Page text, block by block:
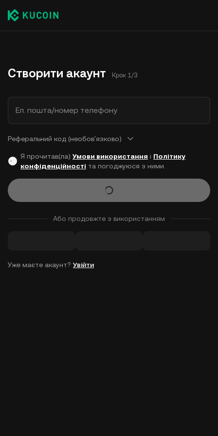
Створити акаунт Крок 1/3
Ел. пошта/номер телефону
Реферальний код (необовʼязково)
Я прочитав(ла) Умови використання і Політику
конфіденційності та погоджуюся з ними.
Або продовжте з використанням
Уже маєте акаунт? Увійти